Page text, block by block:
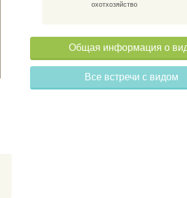
охотхозяйство
Общая информация о
Все встречи с видом